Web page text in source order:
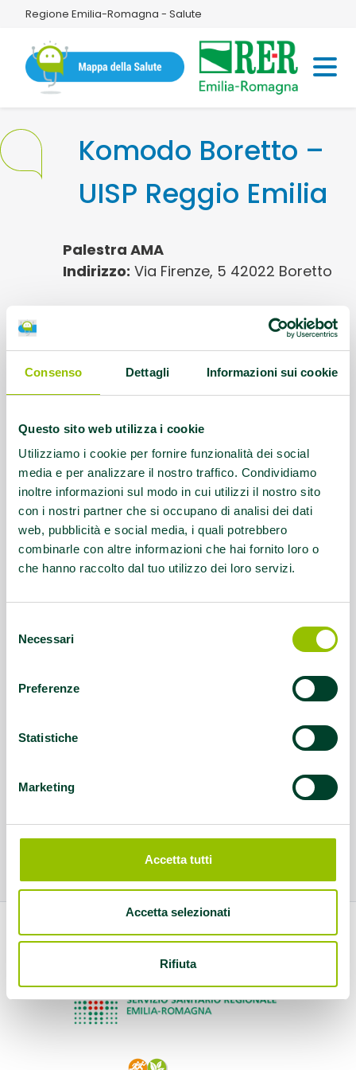
Consenso Dettagli Informazioni sui cookie
Questo sito web utilizza i cookie
Utilizziamo i cookie per fornire funzionalità dei social
media e per analizzare il nostro traffico. Condividiamo
inoltre informazioni sul modo in cui utilizzi il nostro sito
con i nostri partner che si occupano di analisi dei dati
web, pubblicità e social media, i quali potrebbero
combinarle con altre informazioni che hai fornito loro o
che hanno raccolto dal tuo utilizzo dei loro servizi.
delNecessari
Preferenze
Statistiche
Marketing
Accetta tutti
Accetta selezionati
Rifiuta
Regione Emilia-Romagna - Salute
Komodo Boretto –
UISP Reggio Emilia
Palestra AMA
Indirizzo: Via Firenze, 5 42022 Boretto
AFA Artrosi della spalla,
AFA Coxoartrosi, AFA Gonartrosi, AFA
Lombalgia cronica, AFA Parkinson
Referente:equipesrlssd@pec.it
Questo contenuto si trova inPalestre che
promuovono la salute